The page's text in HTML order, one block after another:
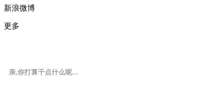
新浪微博
更多
亲,你打算干点什么呢...